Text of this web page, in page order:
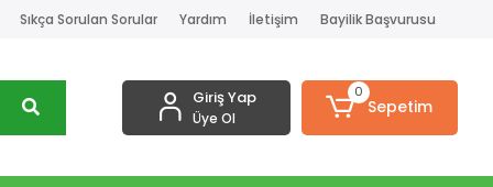
Sıkça Sorulan Sorular Yardım İletişim Bayilik Başvurusu
Giriş Yap
Üye Ol
0
Sepetim